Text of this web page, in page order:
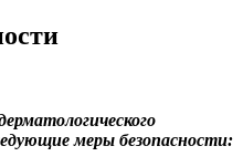
меры безопасности: